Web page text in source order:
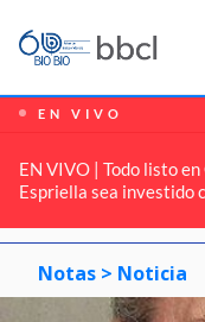
EN VIVO
EN VIVO | Todo listo
Espriella sea investido
Notas > Noticia